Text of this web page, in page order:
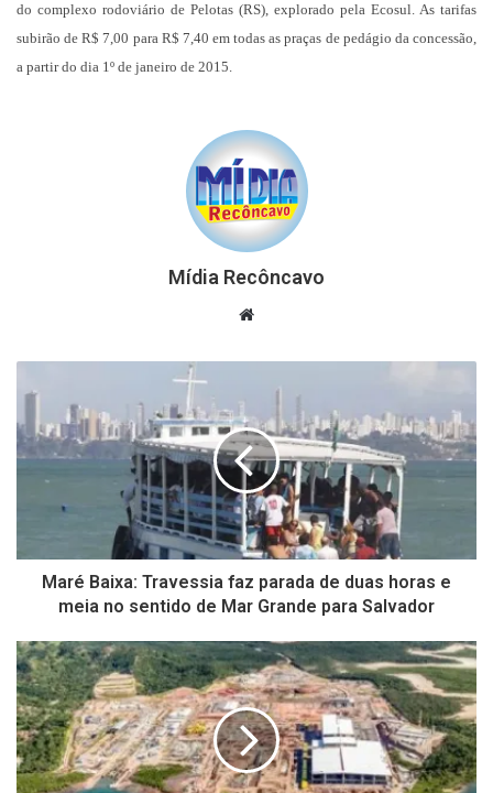
do complexo rodoviário de Pelotas (RS), explorado pela Ecosul. As tarifas
subirão de R$ 7,00 para R$ 7,40 em todas as praças de pedágio da concessão,
a partir do dia 1º de janeiro de 2015.
Mídia Recôncavo
Website
Maré Baixa: Travessia faz parada de duas horas e
meia no sentido de Mar Grande para Salvador